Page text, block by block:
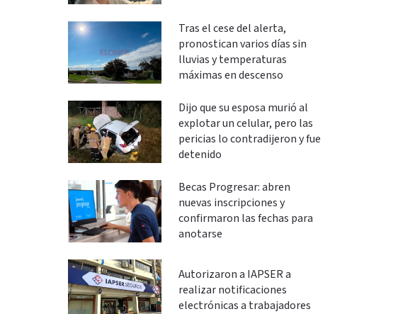
Tras el cese del alerta,
pronostican varios días sin
lluvias y temperaturas
máximas en descenso
Dijo que su esposa murió al
explotar un celular, pero las
pericias lo contradijeron y fue
detenido
Becas Progresar: abren
nuevas inscripciones y
confirmaron las fechas para
anotarse
Autorizaron a IAPSER a
realizar notificaciones
electrónicas a trabajadores